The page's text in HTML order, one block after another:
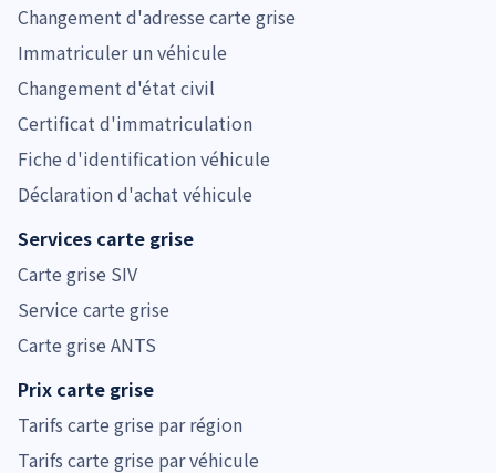
Changement d'adresse carte grise
Immatriculer un véhicule
Changement d'état civil
Certificat d'immatriculation
Fiche d'identification véhicule
Déclaration d'achat véhicule
Services carte grise
Carte grise SIV
Service carte grise
Carte grise ANTS
Prix carte grise
Tarifs carte grise par région
Tarifs carte grise par véhicule